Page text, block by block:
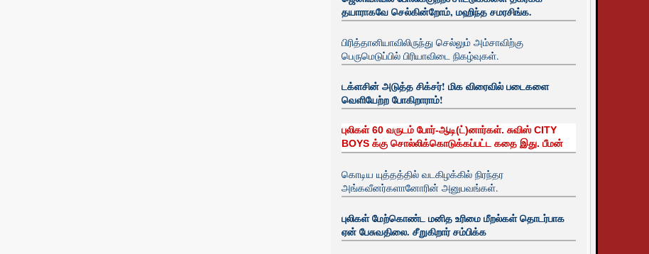
தயாராகவே செல்கின்றோம், மஹிந்த சமரசிங்க.
பிரித்தானியாவிலிருந்து செல்லும் அம்சாவிற்கு
பெருமெடுப்பில் பிரியாவிடை நிகழ்வுகள்.
டக்ளசின் அடுத்த சிக்சர்! மிக விரைவில் படைகளை
வெளியேற்ற போகிறாராம்!
புலிகள் 60 வருடம் போர்-ஆடி(ட்)னார்கள். சுவிஸ் CITY
BOYS க்கு சொல்லிக்கொடுக்கப்பட்ட கதை இது. பீமன்
கொடிய யுத்தத்தில் வடகிழக்கில் நிரந்தர
அங்கவீனர்களானோரின் அனுபவங்கள்.
புலிகள் மேற்கொண்ட மனித உரிமை மீறல்கள் தொடர்பாக
ஏன் பேசுவதிலை. சீறுகிறார் சம்பிக்க